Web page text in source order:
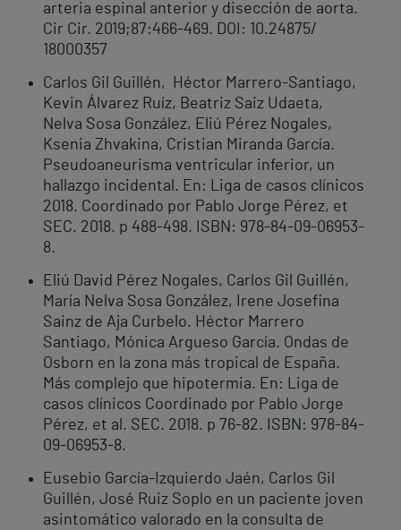
arteria espinal anterior y disección de aorta.
Cir Cir. 2019;87:466-469. DOI: 10.24875/
18000357
Carlos Gil Guillén, Héctor Marrero-Santiago,
Kevin Álvarez Ruíz, Beatriz Saiz Udaeta,
Nelva Sosa González, Eliú Pérez Nogales,
Ksenia Zhvakina, Cristian Miranda García.
Pseudoaneurisma ventricular inferior, un
hallazgo incidental. En: Liga de casos clínicos
2018. Coordinado por Pablo Jorge Pérez, et
SEC. 2018. p 488-498. ISBN: 978-84-09-06953-
8.
Eliú David Pérez Nogales, Carlos Gil Guillén,
María Nelva Sosa González, Irene Josefina
Sainz de Aja Curbelo. Héctor Marrero
Santiago, Mónica Argueso García. Ondas de
Osborn en la zona más tropical de España.
Más complejo que hipotermia. En: Liga de
casos clínicos Coordinado por Pablo Jorge
Pérez, et al. SEC. 2018. p 76-82. ISBN: 978-84-
09-06953-8.
Eusebio García-Izquierdo Jaén, Carlos Gil
Guillén, José Ruiz Soplo en un paciente joven
asintomático valorado en la consulta de